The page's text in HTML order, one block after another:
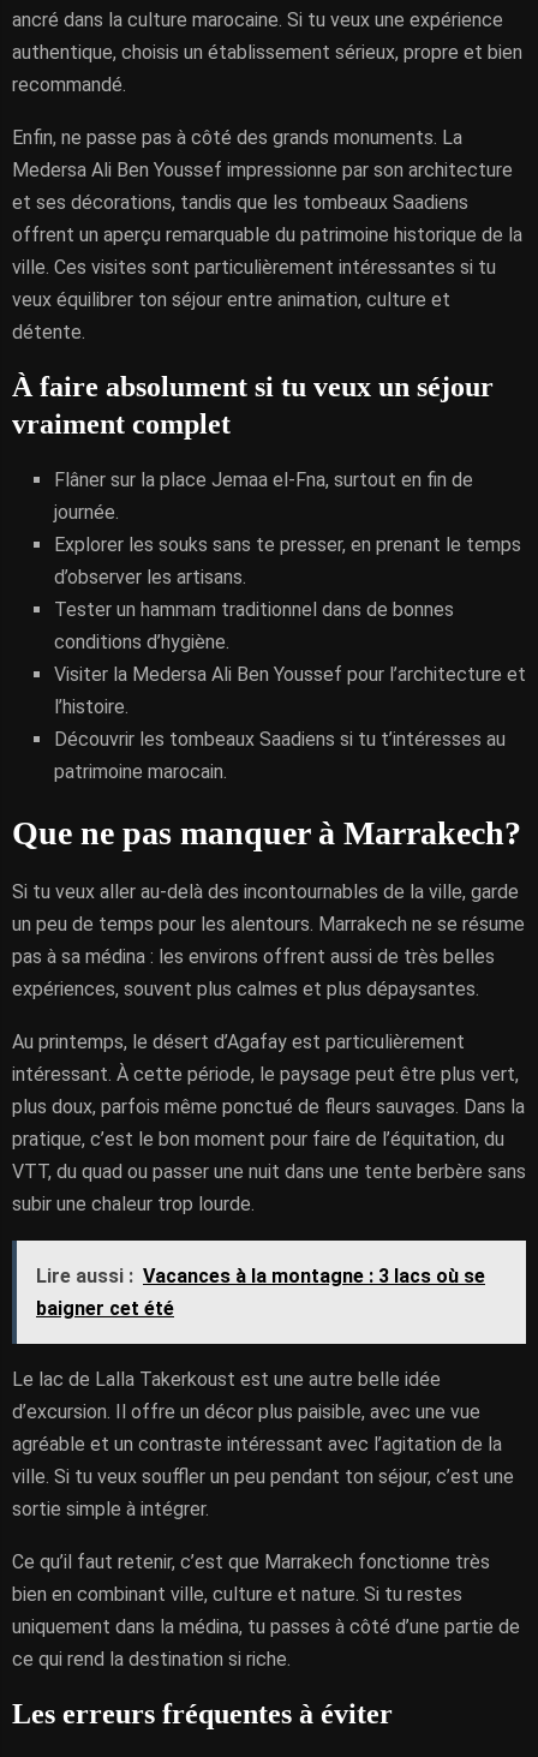
ancré dans la culture marocaine. Si tu veux une expérience
authentique, choisis un établissement sérieux, propre et bien
recommandé.
Enfin, ne passe pas à côté des grands monuments. La
Medersa Ali Ben Youssef impressionne par son architecture
et ses décorations, tandis que les tombeaux Saadiens
offrent un aperçu remarquable du patrimoine historique de la
ville. Ces visites sont particulièrement intéressantes si tu
veux équilibrer ton séjour entre animation, culture et
détente.
À faire absolument si tu veux un séjour
vraiment complet
Flâner sur la place Jemaa el-Fna, surtout en fin de
journée.
Explorer les souks sans te presser, en prenant le temps
d’observer les artisans.
Tester un hammam traditionnel dans de bonnes
conditions d’hygiène.
Visiter la Medersa Ali Ben Youssef pour l’architecture et
l’histoire.
Découvrir les tombeaux Saadiens si tu t’intéresses au
patrimoine marocain.
Que ne pas manquer à Marrakech?
Si tu veux aller au-delà des incontournables de la ville, garde
un peu de temps pour les alentours. Marrakech ne se résume
pas à sa médina : les environs offrent aussi de très belles
expériences, souvent plus calmes et plus dépaysantes.
Au printemps, le désert d’Agafay est particulièrement
intéressant. À cette période, le paysage peut être plus vert,
plus doux, parfois même ponctué de fleurs sauvages. Dans la
pratique, c’est le bon moment pour faire de l’équitation, du
VTT, du quad ou passer une nuit dans une tente berbère sans
subir une chaleur trop lourde.
Lire aussi : Vacances à la montagne : 3 lacs où se
baigner cet été
Le lac de Lalla Takerkoust est une autre belle idée
d’excursion. Il offre un décor plus paisible, avec une vue
agréable et un contraste intéressant avec l’agitation de la
ville. Si tu veux souffler un peu pendant ton séjour, c’est une
sortie simple à intégrer.
Ce qu’il faut retenir, c’est que Marrakech fonctionne très
bien en combinant ville, culture et nature. Si tu restes
uniquement dans la médina, tu passes à côté d’une partie de
ce qui rend la destination si riche.
Les erreurs fréquentes à éviter